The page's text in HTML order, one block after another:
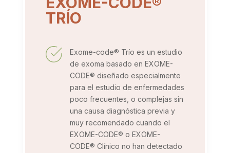
TRÍO
Exome-code® Trío es un estudio
de exoma basado en EXOME-
CODE® ​diseñado especialmente
para el estudio de enfermedades
poco frecuentes, o complejas sin
una causa diagnóstica previa y
muy recomendado cuando el
EXOME-CODE® o EXOME-
CODE® Clínico no han detectado